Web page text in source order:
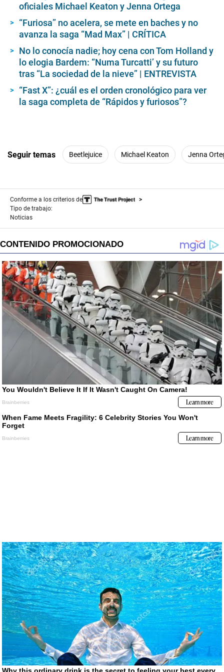
n
oficiales Michael Keaton y Jenna Ortega
“Furiosa” no acelera, se mete en baches y no
avanza la saga “Mad Max” | CRÍTICA
No lo conocía nadie; hoy cena con Tom Holland y
lo elogia Bardem: “Numa Turcatti’ y su futuro
tras “La sociedad de la nieve” | ENTREVISTA
“Fast X”: ¿cuál es el orden cronológico para ver
la saga completa de “Rápidos y furiosos”?
Seguir temas Beetlejuice Michael Keaton Jenna
Conforme a los criterios de
Tipo de trabajo:
Noticias